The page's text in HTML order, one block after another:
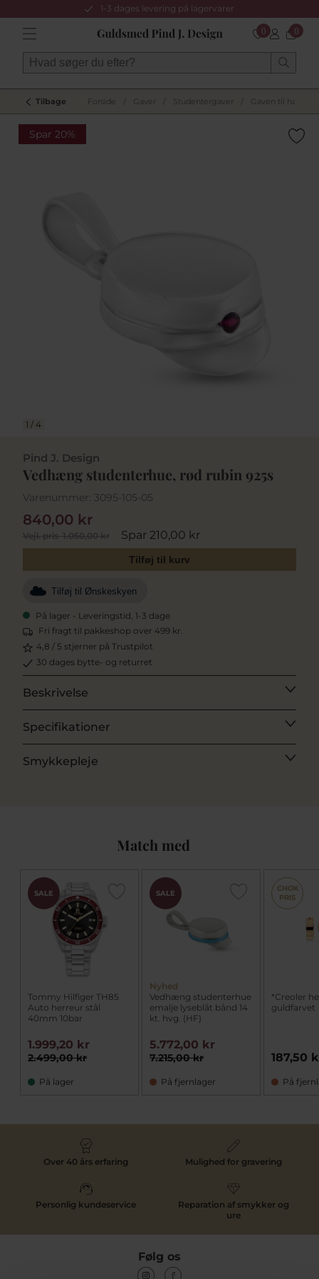
1-3 dages levering på lagervarer
0 0
Tilbage Forside Gaver Studentergaver Gaven til ham
Spar 20%
1 / 4
Pind J. Design
Vedhæng studenterhue, rød rubin 925s
Varenummer: 3095-105-05
Vejl. pris1.050,00 kr Spar 210,00 kr
840,00 kr
Tilføj til kurv
Tilføj til Ønskeskyen
På lager - Leveringstid, 1-3 dage
Fri fragt til pakkeshop over 499 kr.
4,8 / 5 stjerner på Trustpilot
30 dages bytte- og returret
Beskrivelse
Specifikationer
Smykkepleje
Match med
SALE
Tommy Hilfiger TH85
Auto herreur stål
40mm 10bar
2.499,00 kr
1.999,20 kr
På lager
SALE
Nyhed
Vedhæng studenterhue
emalje lyseblåt bånd 14
kt. hvg. (HF)
7.215,00 kr
5.772,00 kr
På fjernlager
CHOK
PRIS
*Creoler
guldfarvet
187,50
På
Over 40 års erfaring Mulighed for gravering
Personlig kundeservice
Reparation af smykker og
ure
Følg os